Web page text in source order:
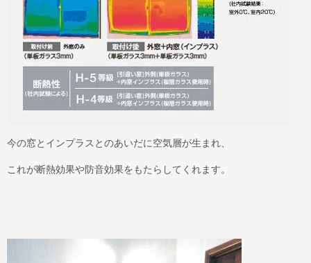
今の窓とインプラスとのあいだに空気層が生まれ、
これが断熱効果や防音効果をもたらしてくれます。